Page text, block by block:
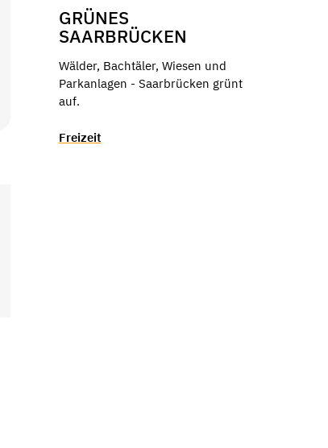
GRÜNES
SAARBRÜCKEN
Wälder, Bachtäler, Wiesen und
Parkanlagen - Saarbrücken grünt
auf.
Freizeit